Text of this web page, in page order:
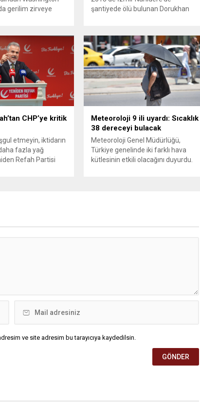
gerilim zirveye
ve radarları
Devrim Muhafızları
Amerikan
hedef alarak sert
yeni bir ABD
yanıt verileceğini
şantiyede ölü bulunan Dorukhan
artmaya devam ediyor. Son olarak
Olay Yeri İnceleme Büro Amiri
Atakan Kaçar’ın da tutuklanmasıyla
dosyadaki tutuklu sayısı 25’e
yükseldi. İzmir’in Narlıdere ilçesinde
2018 yılında şantiyede ölü bulunan
Dorukhan Büyükışık’a ilişkin yeniden
açılan soruşturmada tutuklamalar
genişliyor. Son olarak dönemin...
CHP’ye kritik
etmeyin, iktidarın
fazla yağ
Refah Partisi
kararı alın,
Meteoroloji 9 ili uyardı: Sıcaklık
38 dereceyi bulacak
Meteoroloji Genel Müdürlüğü,
Türkiye genelinde iki farklı hava
kütlesinin etkili olacağını duyurdu.
9 ilde ise hava sıcaklıkları mevsim
ve site adresim bu tarayıcıya kaydedilsin.